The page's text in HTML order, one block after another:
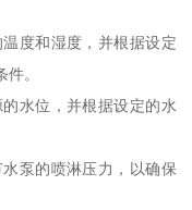
度和湿度，并根据设定
。
水位，并根据设定的水
泵的喷淋压力，以确保